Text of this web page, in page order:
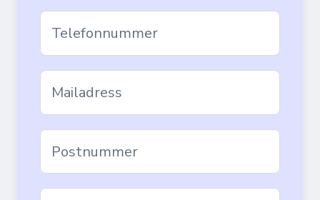
Telefonnummer
Mailadress
Postnummer